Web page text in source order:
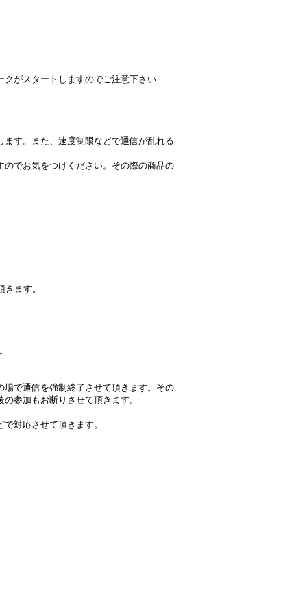
クがスタートしますのでご注意下さい
す。また、速度制限などで通信が乱れる
のでお気をつけください。その際の商品の
ます。
場で通信を強制終了させて頂きます。その
参加もお断りさせて頂きます。
対応させて頂きます。